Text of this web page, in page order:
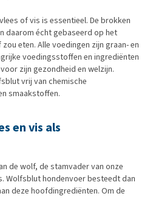
of vis is essentieel. De brokken
daarom écht gebaseerd op het
eten. Alle voedingen zijn graan- en
voedingsstoffen en ingrediënten
zijn gezondheid en welzijn.
vrij van chemische
smaakstoffen.
en vis als
de wolf, de stamvader van onze
Wolfsblut hondenvoer besteedt dan
deze hoofdingrediënten. Om de